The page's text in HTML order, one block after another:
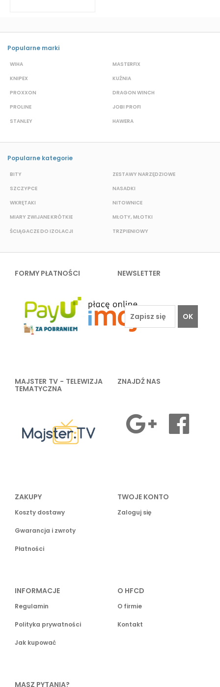
Popularne marki
WIHA
KNIPEX
PROXXON
PROLINE
STANLEY
MASTERFIX
KUŹNIA
DRAGON WINCH
JOBI PROFI
HAWERA
Popularne kategorie
BITY
SZCZYPCE
WKRĘTAKI
MIARY ZWIJANE KRÓTKIE
ŚCIĄGACZE DO IZOLACJI
ZESTAWY NARZĘDZIOWE
NASADKI
NITOWNICE
MŁOTY, MŁOTKI
TRZPIENIOWY
FORMY PŁATNOŚCI NEWSLETTER
OK
MAJSTER TV - TELEWIZJA
TEMATYCZNA
ZNAJDŹ NAS
ZAKUPY
Koszty dostawy
Gwarancja i zwroty
Płatności
TWOJE KONTO
Zaloguj się
INFORMACJE
Regulamin
Polityka prywatności
Jak kupować
O HFCD
O firmie
Kontakt
MASZ PYTANIA?